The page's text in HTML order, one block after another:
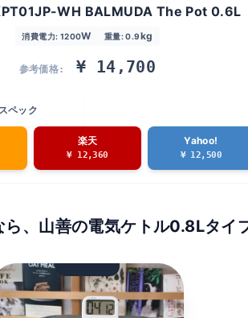
WH BALMUDA The Pot 0.6L
消費電力: 1200W 重量: 0.9kg
参考価格: ¥ 14,700
ペック
楽天
¥ 12,360
Yahoo!
¥ 12,500
ら、山善の電気ケトル0.8Lタイ